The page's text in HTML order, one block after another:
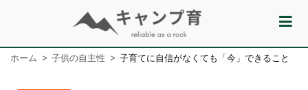
ホーム 子供の自主性 子育てに自信がなくても「今」できること